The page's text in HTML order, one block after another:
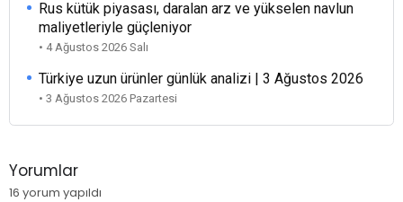
Rus kütük piyasası, daralan arz ve yükselen navlun
maliyetleriyle güçleniyor
• 4 Ağustos 2026 Salı
Türkiye uzun ürünler günlük analizi | 3 Ağustos 2026
• 3 Ağustos 2026 Pazartesi
Yorumlar
16 yorum yapıldı